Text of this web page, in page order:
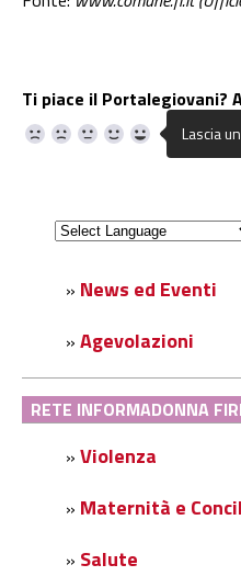
Ti piace il Portalegiovani?
» News ed Eventi
» Agevolazioni
RETE INFORMADONNA
» Violenza
» Maternità e
» Salute